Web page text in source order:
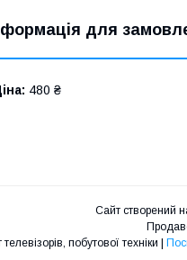
для
480 ₴
Сайт створений
Ремонт телевізорів, побутової техніки |